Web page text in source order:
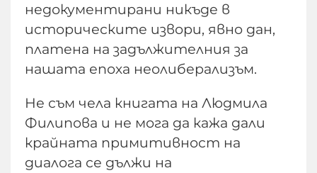
недокументирани никъде в
историческите извори, явно дан,
платена на задължителния за
нашата епоха неолиберализъм.
Не съм чела книгата на Людмила
Филипова и не мога да кажа дали
крайната примитивност на
диалога се дължи на